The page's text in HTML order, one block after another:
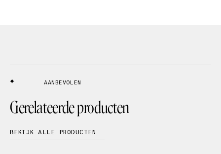
AANBEVOLEN
Gerelateerde producten
BEKIJK ALLE PRODUCTEN